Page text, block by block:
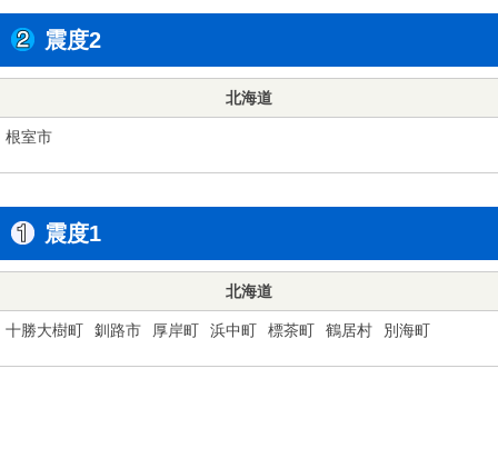
震度2
北海道
根室市
震度1
北海道
十勝大樹町 釧路市 厚岸町 浜中町 標茶町 鶴居村 別海町